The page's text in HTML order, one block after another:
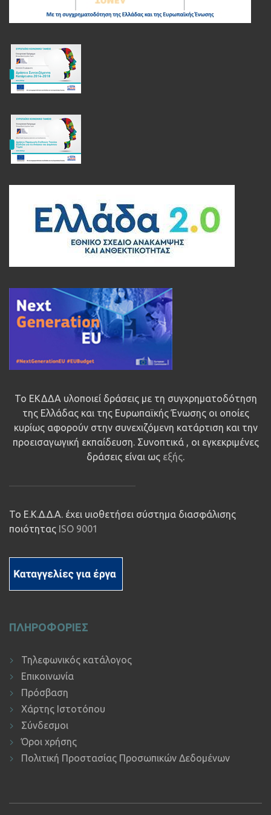
Το ΕΚΔΔΑ υλοποιεί δράσεις με τη συγχρηματοδότηση
της Ελλάδας και της Ευρωπαϊκής Ένωσης οι οποίες
κυρίως αφορούν στην συνεχιζόμενη κατάρτιση και την
προεισαγωγική εκπαίδευση. Συνοπτικά , οι εγκεκριμένες
δράσεις είναι ως εξής
Το Ε.Κ.Δ.Δ.Α. έχει υιοθετήσει σύστημα διασφάλισης
ποιότητας ISO 9001
ΠΛΗΡΟΦΟΡΙΕΣ
Τηλεφωνικός κατάλογος
Επικοινωνία
Πρόσβαση
Χάρτης Ιστοτόπου
Σύνδεσμοι
Όροι χρήσης
Πολιτική Προστασίας Προσωπικών Δεδομένων